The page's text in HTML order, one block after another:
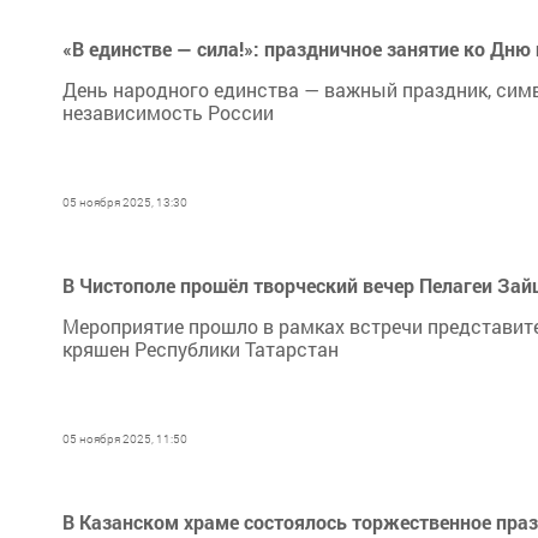
«В единстве — сила!»: праздничное занятие ко
День народного единства — важный праздник,
независимость России
05 ноября 2025, 13:30
В Чистополе прошёл творческий вечер Пелагеи
Мероприятие прошло в рамках встречи
кряшен Республики Татарстан
05 ноября 2025, 11:50
В Казанском храме состоялось торжественное